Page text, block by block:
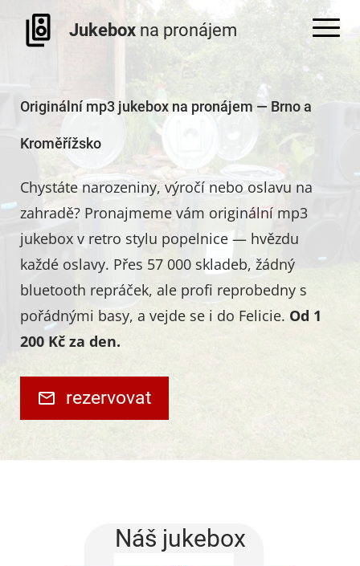
Jukebox na pronájem
Originální mp3 jukebox na pronájem — Brno a
Kroměřížsko
Chystáte narozeniny, výročí nebo oslavu na
zahradě? Pronajmeme vám originální mp3
jukebox v retro stylu popelnice — hvězdu
každé oslavy. Přes 57 000 skladeb, žádný
bluetooth repráček, ale profi reprobedny s
pořádnými basy, a vejde se i do Felicie. Od 1
200 Kč za den.
rezervovat
Náš jukebox